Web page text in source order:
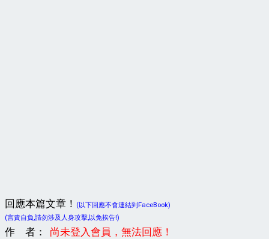
回應本篇文章！
(以下回應不會連結到FaceBook)
(言責自負,請勿涉及人身攻擊,以免挨告!)
作 者：
尚未登入會員，無法回應！